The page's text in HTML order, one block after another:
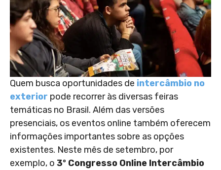
Quem busca oportunidades de intercâmbio no
exterior pode recorrer às diversas feiras
temáticas no Brasil. Além das versões
presenciais, os eventos online também oferecem
informações importantes sobre as opções
existentes. Neste mês de setembro, por
exemplo, o 3º Congresso Online Intercâmbio